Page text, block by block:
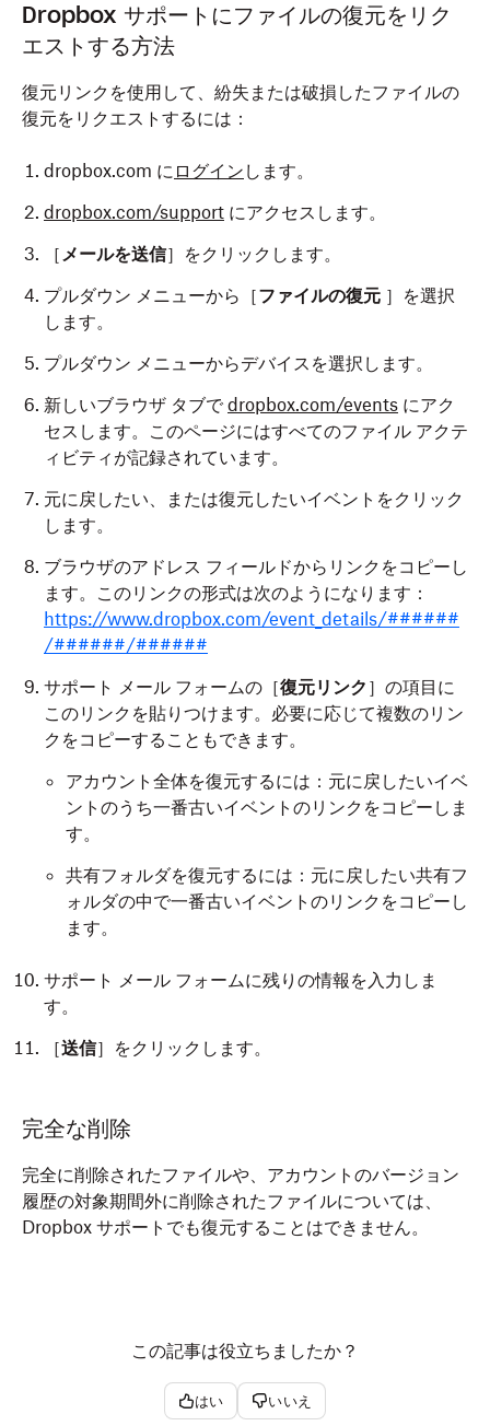
Dropbox サポートにファイルの復元をリク
エストする方法
復元リンクを使用して、紛失または破損したファイルの
復元をリクエストするには：
dropbox.com に ログイン します。
dropbox.com/support にアクセスします。
［メールを送信］をクリックします。
プルダウン メニューから［ファイルの復元 ］を選択
します。
プルダウン メニューからデバイスを選択します。
新しいブラウザ タブでdropbox.com/events にアク
セスします。このページにはすべてのファイル アクテ
ィビティが記録されています。
元に戻したい、または復元したいイベントをクリック
します。
ブラウザのアドレス フィールドからリンクをコピーし
ます。このリンクの形式は次のようになります：
https://www.dropbox.com/event_details/######
/######/######
サポート メール フォームの［復元リンク ］の項目に
このリンクを貼りつけます。必要に応じて複数のリン
クをコピーすることもできます。
アカウント全体を復元するには：元に戻したいイベ
ントのうち一番古いイベントのリンクをコピーしま
す。
共有フォルダを復元するには：元に戻したい共有フ
ォルダの中で一番古いイベントのリンクをコピーし
ます。
サポート メール フォームに残りの情報を入力しま
す。
［送信］をクリックします。
完全な削除
完全に削除されたファイルや、アカウントのバージョン
履歴の対象期間外に削除されたファイルについては、
Dropbox サポートでも復元することはできません。
この記事は役立ちましたか？
はい いいえ